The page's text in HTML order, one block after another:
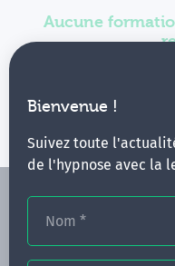
Bienvenue !
Suivez toute
de l'hypnose avec la
Nom *
Aucune
Vous pouvez